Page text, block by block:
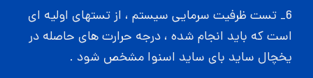
6_ تست ظرفیت سرمایی سیستم ، از تستهای اولیه ای
است که باید انجام شده ، درجه حرارت های حاصله در
یخچال ساید بای ساید اسنوا مشخص شود .